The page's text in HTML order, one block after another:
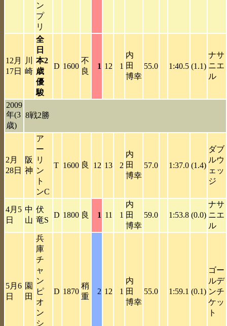
ン
プ
リ
12月
17日
川
崎
全
日
本2
歳
優
駿
D 1600
不
良
1 12 1
内
田
博幸
55.0 1:40.5 (1.1)
ナサ
ニエ
ル
2009
年(3
歳)
8戦2勝
2月
28日
阪
神
ア
ー
リ
ン
ト
ンC
T 1600 良 12 13 2
内
田
博幸
57.0 1:37.0 (1.4)
ダブ
ルウ
ェッ
ジ
4月5
日
中
山
伏
竜S
D 1800 良 1 11 1
内
田
博幸
59.0 1:53.8 (0.0)
ナサ
ニエ
ル
5月6
日
園
田
兵
庫
チ
ャ
ン
ピ
オ
ン
シ
D 1870
稍
重
2 12 1
内
田
博幸
55.0 1:59.1 (0.1)
ゴー
ルデ
ンチ
ケッ
ト